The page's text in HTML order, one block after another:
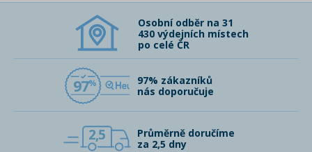
Osobní odběr na 31
430 výdejních místech
po celé ČR
97
97% zákazníků
nás doporučuje
2,5
Průměrně doručíme
za 2,5 dny